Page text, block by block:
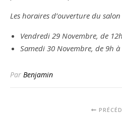
Les horaires d’ouverture du
Vendredi 29 Novembre, de
Samedi 30 Novembre, de 9h à
Par Benjamin